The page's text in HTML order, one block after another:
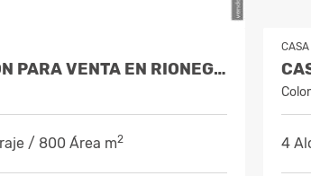
CASA EN PARCELACIÓN PARA VENTA EN RIONEGRO - CABECERAS
/ 800 Área m2 4